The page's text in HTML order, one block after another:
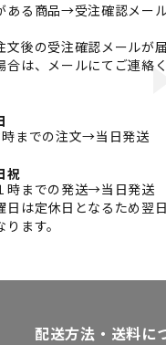
ある商品→受注確認メー
後の受注確認メールが
合は、メールにてご連絡
までの注文→当日発送
祝
時までの発送→当日発送
は定休日となるため翌
ます。
配送方法・送料に